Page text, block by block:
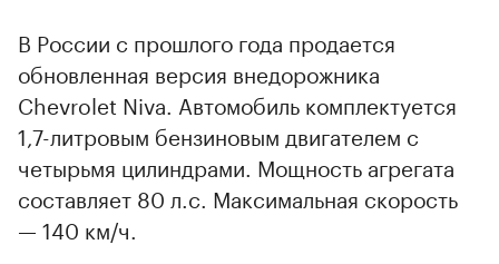
В России с прошлого года продается
обновленная версия внедорожника
Chevrolet Niva. Автомобиль комплектуется
1,7-литровым бензиновым двигателем с
четырьмя цилиндрами. Мощность агрегата
составляет 80 л.с. Максимальная скорость
— 140 км/ч.